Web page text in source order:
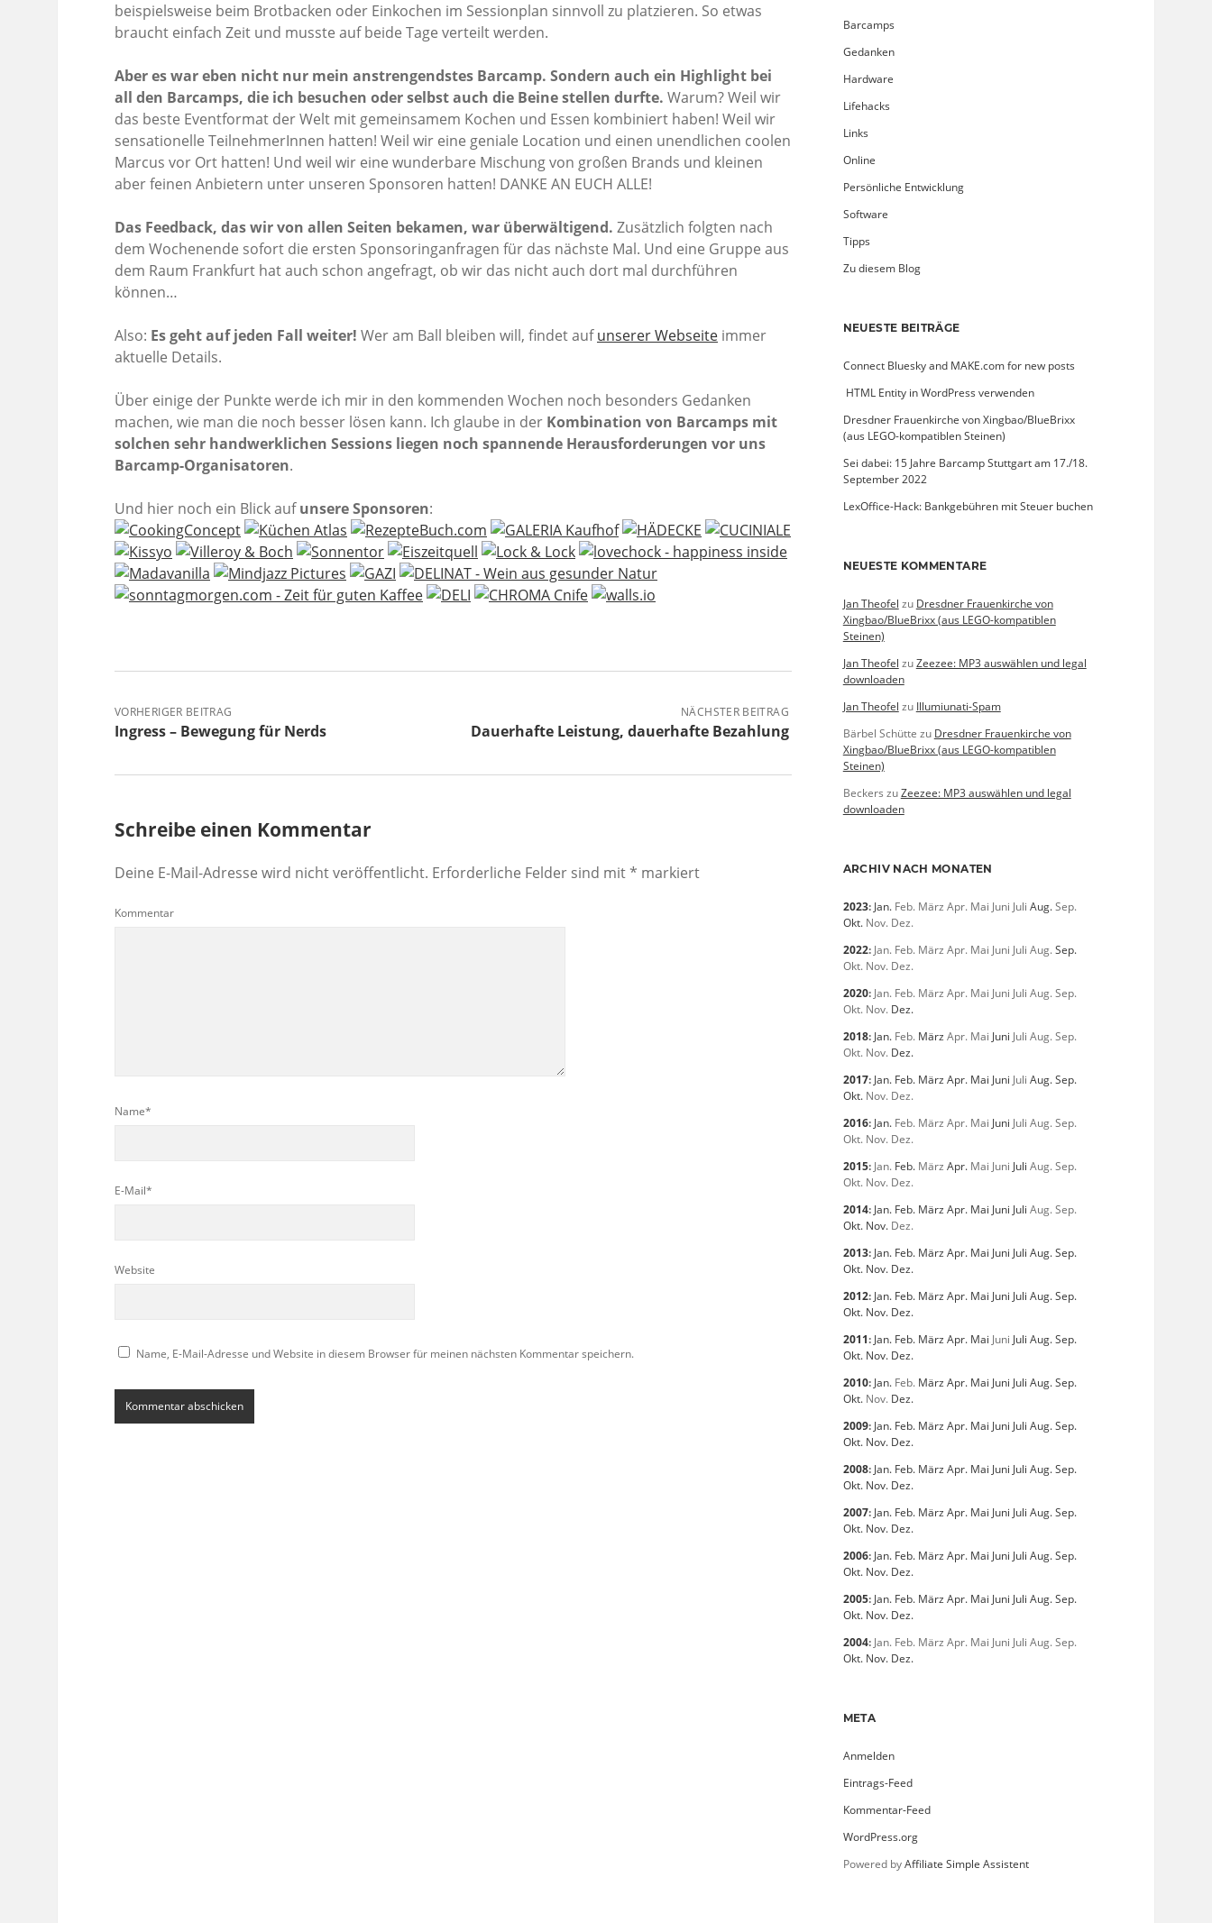
beispielsweise beim Brotbacken oder Einkochen im Sessionplan sinnvoll zu platzieren. So etwas
braucht einfach Zeit und musste auf beide Tage verteilt werden.
Aber es war eben nicht nur mein anstrengendstes Barcamp. Sondern auch ein Highlight bei
all den Barcamps, die ich besuchen oder selbst auch die Beine stellen durfte. Warum? Weil wir
das beste Eventformat der Welt mit gemeinsamem Kochen und Essen kombiniert haben! Weil wir
sensationelle TeilnehmerInnen hatten! Weil wir eine geniale Location und einen unendlichen coolen
Marcus vor Ort hatten! Und weil wir eine wunderbare Mischung von großen Brands und kleinen
aber feinen Anbietern unter unseren Sponsoren hatten! DANKE AN EUCH ALLE!
Das Feedback, das wir von allen Seiten bekamen, war überwältigend. Zusätzlich folgten nach
dem Wochenende sofort die ersten Sponsoringanfragen für das nächste Mal. Und eine Gruppe aus
dem Raum Frankfurt hat auch schon angefragt, ob wir das nicht auch dort mal durchführen
können…
Also: Es geht auf jeden Fall weiter! Wer am Ball bleiben will, findet aufunserer Webseite immer
aktuelle Details.
Über einige der Punkte werde ich mir in den kommenden Wochen noch besonders Gedanken
machen, wie man die noch besser lösen kann. Ich glaube in der Kombination von Barcamps mit
solchen sehr handwerklichen Sessions liegen noch spannende Herausforderungen vor uns
Barcamp-Organisatoren.
Und hier noch ein Blick aufunsere Sponsoren:
VORHERIGER BEITRAG
Ingress – Bewegung für Nerds
NÄCHSTER BEITRAG
Dauerhafte Leistung, dauerhafte Bezahlung
Schreibe einen Kommentar
Deine E-Mail-Adresse wird nicht veröffentlicht. Erforderliche Felder sind mit* markiert
Kommentar
Name*
E-Mail*
Website
Name, E-Mail-Adresse und Website in diesem Browser für meinen nächsten Kommentar speichern.
Barcamps
Gedanken
Hardware
Lifehacks
Links
Online
Persönliche Entwicklung
Software
Tipps
Zu diesem Blog
NEUESTE BEITRÄGE
Connect Bluesky and MAKE.com for new posts
­ HTML Entity in WordPress verwenden
Dresdner Frauenkirche von Xingbao/BlueBrixx
(aus LEGO-kompatiblen Steinen)
Sei dabei: 15 Jahre Barcamp Stuttgart am 17./18.
September 2022
LexOffice-Hack: Bankgebühren mit Steuer buchen
NEUESTE KOMMENTARE
Jan Theofel zu Dresdner Frauenkirche von
Xingbao/BlueBrixx (aus LEGO-kompatiblen
Steinen)
Jan Theofel zuZeezee: MP3 auswählen und legal
downloaden
Jan Theofel zu Illumiunati-Spam
Bärbel Schütte zu Dresdner Frauenkirche von
Xingbao/BlueBrixx (aus LEGO-kompatiblen
Steinen)
Beckers zuZeezee: MP3 auswählen und legal
downloaden
ARCHIV NACH MONATEN
2023: Jan. Feb. März Apr. Mai Juni Juli Aug.Sep.
Okt. Nov. Dez.
2022: Jan. Feb. März Apr. Mai Juni Juli Aug.Sep.
Okt. Nov. Dez.
2020: Jan. Feb. März Apr. Mai Juni Juli Aug.Sep.
Okt. Nov. Dez.
2018: Jan. Feb. März Apr. Mai Juni Juli Aug.Sep.
Okt. Nov. Dez.
2017: Jan. Feb. März Apr. Mai Juni Juli Aug.Sep.
Okt. Nov. Dez.
2016: Jan. Feb. März Apr. Mai Juni Juli Aug.Sep.
Okt. Nov. Dez.
2015: Jan. Feb. März Apr. Mai Juni Juli Aug.Sep.
Okt. Nov. Dez.
2014: Jan. Feb. März Apr. Mai Juni Juli Aug.Sep.
Okt. Nov. Dez.
2013: Jan. Feb. März Apr. Mai Juni Juli Aug.Sep.
Okt. Nov. Dez.
2012: Jan. Feb. März Apr. Mai Juni Juli Aug.Sep.
Okt. Nov. Dez.
2011: Jan. Feb. März Apr. Mai Juni Juli Aug.Sep.
Okt. Nov. Dez.
2010: Jan. Feb. März Apr. Mai Juni Juli Aug.Sep.
Okt. Nov. Dez.
2009: Jan. Feb. März Apr. Mai Juni Juli Aug.Sep.
Okt. Nov. Dez.
2008: Jan. Feb. März Apr. Mai Juni Juli Aug.Sep.
Okt. Nov. Dez.
2007: Jan. Feb. März Apr. Mai Juni Juli Aug.Sep.
Okt. Nov. Dez.
2006: Jan. Feb. März Apr. Mai Juni Juli Aug.Sep.
Okt. Nov. Dez.
2005: Jan. Feb. März Apr. Mai Juni Juli Aug.Sep.
Okt. Nov. Dez.
2004: Jan. Feb. März Apr. Mai Juni Juli Aug.Sep.
Okt. Nov. Dez.
META
Anmelden
Eintrags-Feed
Kommentar-Feed
WordPress.org
Powered byAffiliate Simple Assistent